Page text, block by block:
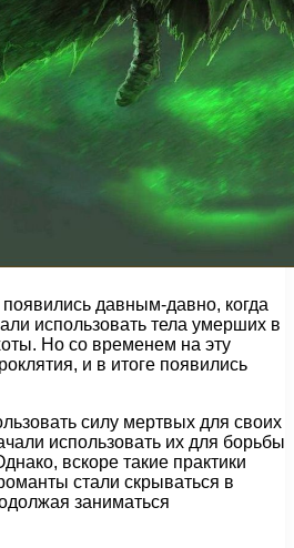
давным-давно, когда
использовать тела умерших в
Но со временем на эту
и в итоге появились
силу мертвых для своих
использовать их для борьбы
вскоре такие практики
стали скрываться в
заниматься